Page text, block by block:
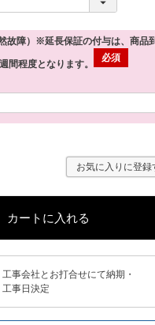
故障）※延長保証の付与は、商品
間程度となります。
お気に入りに登録
カートに入れる
工事会社とお打合せにて納期・
工事日決定